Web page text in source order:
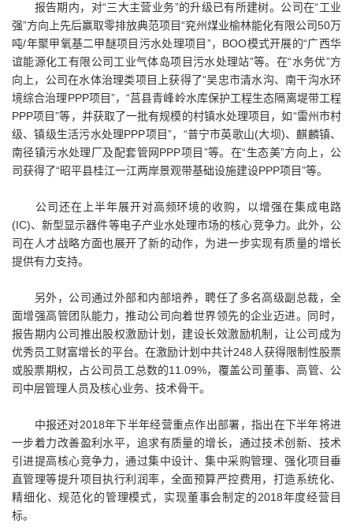
报告期内，对“三大主营业务”的升级已有所建树。公司在“工业
强”方向上先后赢取零排放典范项目“兖州煤业榆林能化有限公司50万
吨/年聚甲氧基二甲醚项目污水处理项目”，BOO模式开展的“广西华
谊能源化工有限公司工业气体岛项目污水处理站”等。在“水务优”方
向上，公司在水体治理类项目上获得了“吴忠市清水沟、南干沟水环
境综合治理PPP项目”，“莒县青峰岭水库保护工程生态隔离堤带工程
PPP项目”等，并获取了一批有规模的村镇水处理项目，如“雷州市村
级、镇级生活污水处理PPP项目”，“普宁市英歌山(大坝)、麒麟镇、
南径镇污水处理厂及配套管网PPP项目”等。在“生态美”方向上，公
司获得了“昭平县桂江一江两岸景观带基础设施建设PPP项目”等。
公司还在上半年展开对高频环境的收购，以增强在集成电路
(IC)、新型显示器件等电子产业水处理市场的核心竞争力。此外，公
司在人才战略方面也展开了新的动作，为进一步实现有质量的增长
提供有力支持。
另外，公司通过外部和内部培养，聘任了多名高级副总裁，全
面增强高管团队能力，推动公司向着世界领先的企业迈进。同时，
报告期内公司推出股权激励计划，建设长效激励机制，让公司成为
优秀员工财富增长的平台。在激励计划中共计248人获得限制性股票
或股票期权，占公司员工总数的11.09%，覆盖公司董事、高管、公
司中层管理人员及核心业务、技术骨干。
中报还对2018年下半年经营重点作出部署，指出在下半年将进
一步着力改善盈利水平，追求有质量的增长，通过技术创新、技术
引进提高核心竞争力，通过集中设计、集中采购管理、强化项目垂
直管理等提升项目执行利润率，全面预算严控费用，打造系统化、
精细化、规范化的管理模式，实现董事会制定的2018年度经营目
标。